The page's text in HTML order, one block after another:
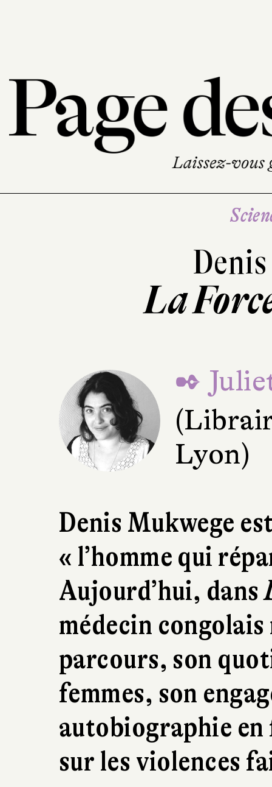
La
✒
Lyon)
Denis Mukwege
« l’homme qui
Aujourd’hui, dans
médecin
parcours, son
femmes, son
autobiographie en
sur les violences